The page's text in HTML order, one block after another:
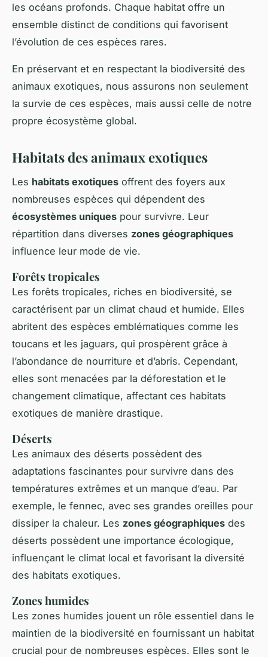
les océans profonds. Chaque habitat offre un
ensemble distinct de conditions qui favorisent
l’évolution de ces espèces rares.
En préservant et en respectant la biodiversité des
animaux exotiques, nous assurons non seulement
la survie de ces espèces, mais aussi celle de notre
propre écosystème global.
Habitats des animaux exotiques
Les habitats exotiques offrent des foyers aux
nombreuses espèces qui dépendent des
écosystèmes uniques pour survivre. Leur
répartition dans diverses zones géographiques
influence leur mode de vie.
Forêts tropicales
Les forêts tropicales, riches en biodiversité, se
caractérisent par un climat chaud et humide. Elles
abritent des espèces emblématiques comme les
toucans et les jaguars, qui prospèrent grâce à
l’abondance de nourriture et d’abris. Cependant,
elles sont menacées par la déforestation et le
changement climatique, affectant ces habitats
exotiques de manière drastique.
Déserts
Les animaux des déserts possèdent des
adaptations fascinantes pour survivre dans des
températures extrêmes et un manque d’eau. Par
exemple, le fennec, avec ses grandes oreilles pour
dissiper la chaleur. Les zones géographiques des
déserts possèdent une importance écologique,
influençant le climat local et favorisant la diversité
des habitats exotiques.
Zones humides
Les zones humides jouent un rôle essentiel dans le
maintien de la biodiversité en fournissant un habitat
crucial pour de nombreuses espèces. Elles sont le